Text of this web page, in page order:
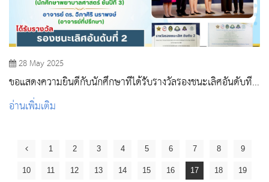
28 May 2025
ขอแสดงความยินดีกับนักศึกษาที่ได้รับรางวัลรองชนะเลิศอันดับที่
2
อ่านเพิ่มเติม
1 2 3 4 5 6 7 8 9
10 11 12 13 14 15 16 17 18 19